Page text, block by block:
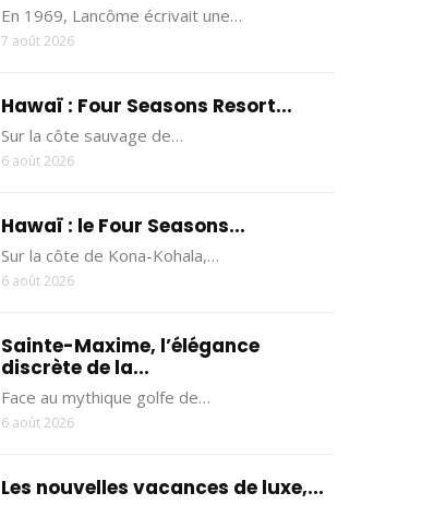
En 1969, Lancôme écrivait une…
7 août 2026
Hawaï : Four Seasons Resort...
Sur la côte sauvage de…
6 août 2026
Hawaï : le Four Seasons...
Sur la côte de Kona-Kohala,…
6 août 2026
Sainte-Maxime, l’élégance
discrète de la...
Face au mythique golfe de…
6 août 2026
Les nouvelles vacances de luxe,...